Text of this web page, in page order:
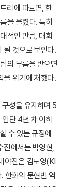
리에 따르면, 한
을 올렸다. 특히
적인 만큼, 대회
될 것으로 보인다.
의 부름을 받으면
을 위기에 처했다.
성을 유지하며 5
입단 4년 차 이하
수 있는 규정에
진에서는 박영현,
야진은 김도영(KI
한화의 문현빈 역